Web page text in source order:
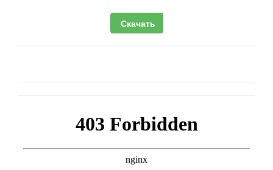
Скачать